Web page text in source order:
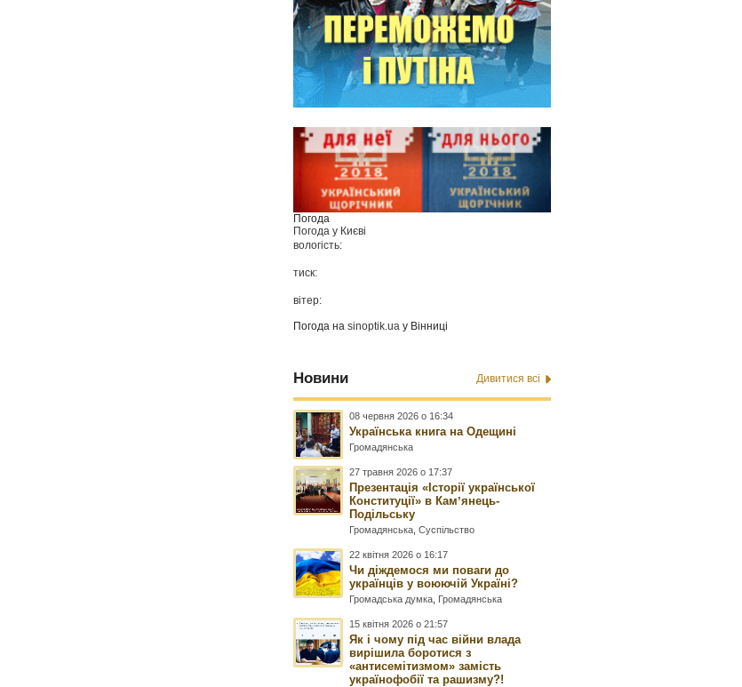
Погода
Погода у Києві
вологість:
тиск:
вітер:
Погода наsinoptik.ua у Вінниці
Новини Дивитися всі
08 червня 2026 о 16:34
Українська книга на Одещині
Громадянська
27 травня 2026 о 17:37
Презентація «Історії української
Конституції» в Камʼянець-
Подільську
Громадянська ,Суспільство
22 квітня 2026 о 16:17
Чи діждемося ми поваги до
українців у воюючій Україні?
Громадська думка Громадянська
15 квітня 2026 о 21:57
Як і чому під час війни влада
вирішила боротися з
«антисемітизмом» замість
українофобії та рашизму?!